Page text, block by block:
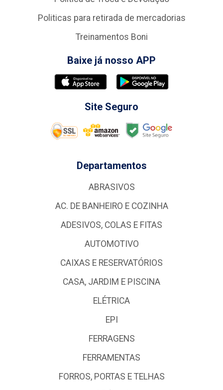
Politicas para retirada de mercadorias
Treinamentos Boni
Baixe já nosso APP
Site Seguro
Departamentos
ABRASIVOS
AC. DE BANHEIRO E COZINHA
ADESIVOS, COLAS E FITAS
AUTOMOTIVO
CAIXAS E RESERVATÓRIOS
CASA, JARDIM E PISCINA
ELÉTRICA
EPI
FERRAGENS
FERRAMENTAS
FORROS, PORTAS E TELHAS